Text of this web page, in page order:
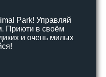
Park! Управляй
Приюти в своём
и очень милых